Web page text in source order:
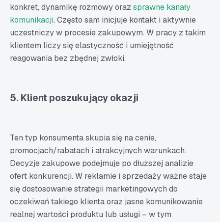
konkret, dynamikę rozmowy oraz sprawne kanały
komunikacji. Często sam inicjuje kontakt i aktywnie
uczestniczy w procesie zakupowym. W pracy z takim
klientem liczy się elastyczność i umiejętność
reagowania bez zbędnej zwłoki.
5. Klient poszukujący okazji
Ten typ konsumenta skupia się na cenie,
promocjach/rabatach i atrakcyjnych warunkach.
Decyzje zakupowe podejmuje po dłuższej analizie
ofert konkurencji. W reklamie i sprzedaży ważne staje
się dostosowanie strategii marketingowych do
oczekiwań takiego klienta oraz jasne komunikowanie
realnej wartości produktu lub usługi – w tym